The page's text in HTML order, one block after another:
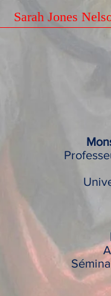
Sarah Jones